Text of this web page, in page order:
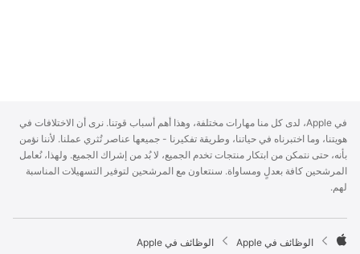
p
p
l
e
F
o
t
في Apple، لدى كل منا مهارات مختلفة، وهذا أهم أسباب قوتنا. نرى أن الاختلافات في
هويتنا، وما اختبرناه في حياتنا، وطريقة تفكيرنا - جميعها عناصر تُثري عملنا. لأننا نؤمن
بأنه، حتى نتمكن من ابتكار منتجات تخدم الجميع، لا بُد من إشراك الجميع. ولهذا، نُعامل
المرشحين كافة بعدلٍ ومساواة. سنتعاون مع المرشحين لتوفير التسهيلات المناسبة
لهم.

الوظائف في Apple الوظائف في Apple